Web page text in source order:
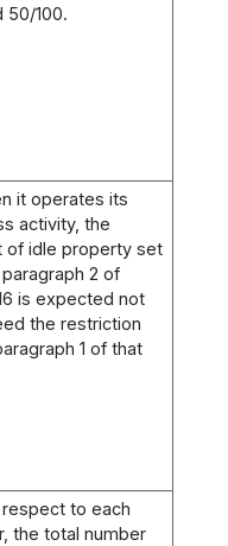
50/100.
it operates its
activity, the
of idle property set
2 of
is expected not
the restriction
1 of that
to each
the total number